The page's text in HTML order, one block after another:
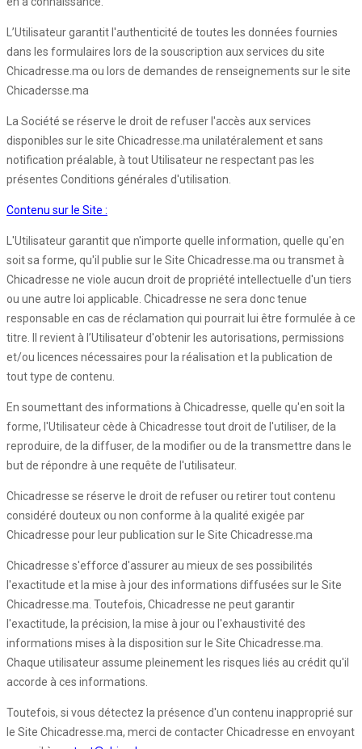
L’Utilisateur garantit l'authenticité de toutes les données fournies
dans les formulaires lors de la souscription aux services du site
Chicadresse.ma ou lors de demandes de renseignements sur le site
Chicadersse.ma
La Société se réserve le droit de refuser l'accès aux services
disponibles sur le site Chicadresse.ma unilatéralement et sans
notification préalable, à tout Utilisateur ne respectant pas les
présentes Conditions générales d'utilisation.
Contenu sur le Site :
L'Utilisateur garantit que n'importe quelle information, quelle qu'en
soit sa forme, qu'il publie sur le Site Chicadresse.ma ou transmet à
Chicadresse ne viole aucun droit de propriété intellectuelle d'un tiers
ou une autre loi applicable. Chicadresse ne sera donc tenue
responsable en cas de réclamation qui pourrait lui être formulée à ce
titre. Il revient à l’Utilisateur d'obtenir les autorisations, permissions
et/ou licences nécessaires pour la réalisation et la publication de
tout type de contenu.
En soumettant des informations à Chicadresse, quelle qu'en soit la
forme, l'Utilisateur cède à Chicadresse tout droit de l'utiliser, de la
reproduire, de la diffuser, de la modifier ou de la transmettre dans le
but de répondre à une requête de l'utilisateur.
Chicadresse se réserve le droit de refuser ou retirer tout contenu
considéré douteux ou non conforme à la qualité exigée par
Chicadresse pour leur publication sur le Site Chicadresse.ma
Chicadresse s'efforce d'assurer au mieux de ses possibilités
l'exactitude et la mise à jour des informations diffusées sur le Site
Chicadresse.ma. Toutefois, Chicadresse ne peut garantir
l'exactitude, la précision, la mise à jour ou l'exhaustivité des
informations mises à la disposition sur le Site Chicadresse.ma.
Chaque utilisateur assume pleinement les risques liés au crédit qu'il
accorde à ces informations.
Toutefois, si vous détectez la présence d'un contenu inapproprié sur
le Site Chicadresse.ma, merci de contacter Chicadresse en envoyant